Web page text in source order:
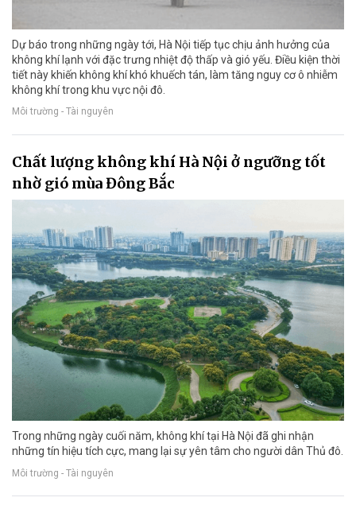
Dự báo trong những ngày tới, Hà Nội tiếp tục chịu ảnh hưởng của
không khí lạnh với đặc trưng nhiệt độ thấp và gió yếu. Điều kiện thời
tiết này khiến không khí khó khuếch tán, làm tăng nguy cơ ô nhiễm
không khí trong khu vực nội đô.
Môi trường - Tài nguyên
Chất lượng không khí Hà Nội ở ngưỡng tốt
nhờ gió mùa Đông Bắc
Trong những ngày cuối năm, không khí tại Hà Nội đã ghi nhận
những tín hiệu tích cực, mang lại sự yên tâm cho người dân Thủ đô.
Môi trường - Tài nguyên